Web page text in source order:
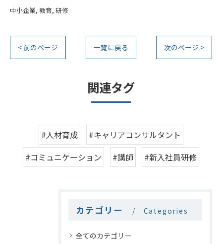
中小企業 教育 研修
< 前のページ 一覧に戻る 次のページ >
関連タグ
#人材育成
#キャリアコンサルタント
#コミュニケーション
#講師 #新入社員研修
カテゴリー Categories
全てのカテゴリー